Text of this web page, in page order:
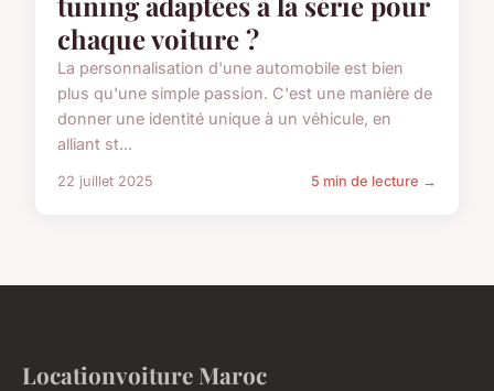
chaque voiture ?
La personnalisation d'une automobile est bien
plus qu'une simple passion. C'est une manière de
donner une identité unique à un véhicule, en
alliant st...
22 juillet 2025 5 min de lecture →
Locationvoiture Maroc